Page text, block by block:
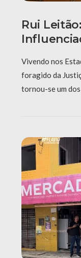
Rui
Vivendo nos
foragido da
tornou-se um